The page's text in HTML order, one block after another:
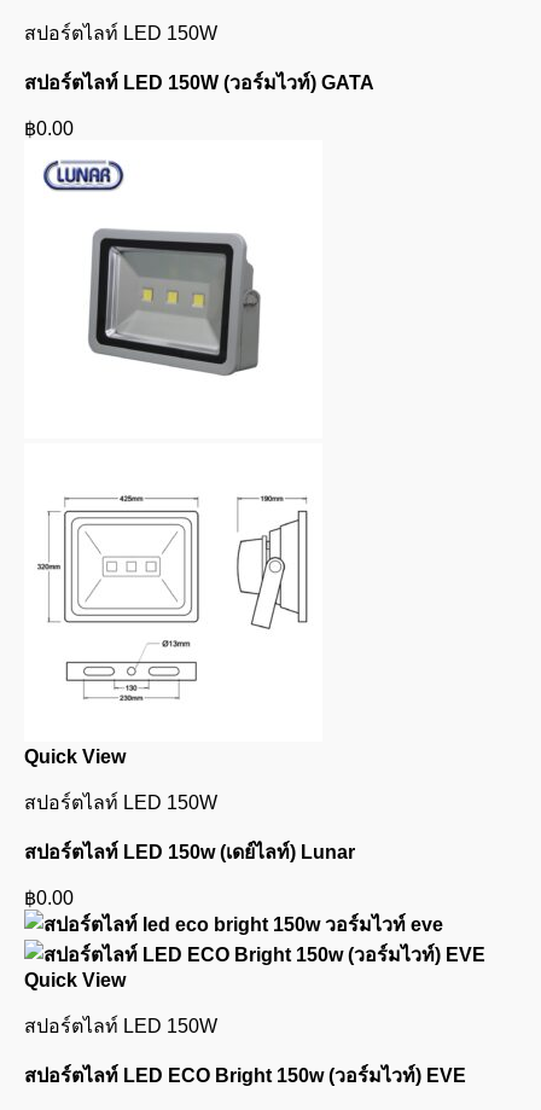
สปอร์ตไลท์ LED 150W
สปอร์ตไลท์ LED 150W (วอร์มไวท์) GATA
฿0.00
Quick View
สปอร์ตไลท์ LED 150W
สปอร์ตไลท์ LED 150w (เดย์ไลท์) Lunar
฿0.00
Quick View
สปอร์ตไลท์ LED 150W
สปอร์ตไลท์ LED ECO Bright 150w (วอร์มไวท์) EVE